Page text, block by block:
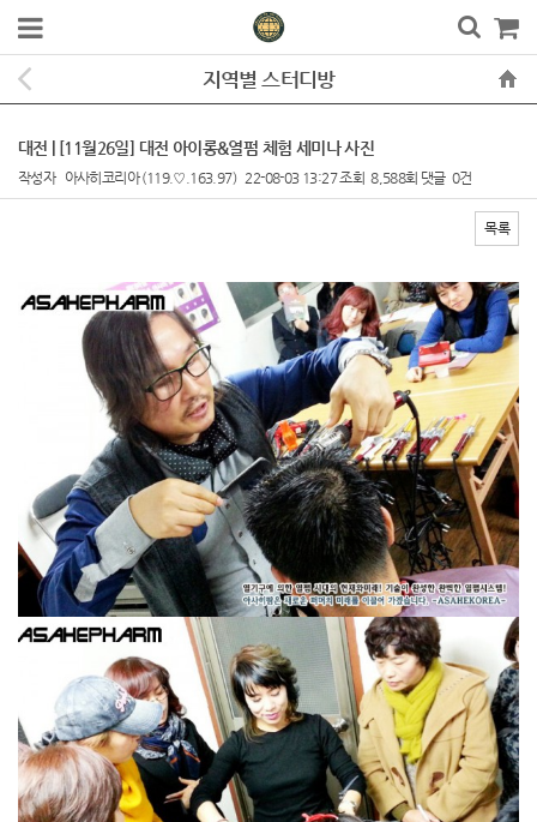
지역별 스터디방
대전 | [11월26일] 대전 아이롱&열펌 체험 세미나 사진
작성자 아사히코리아(119.♡.163.97) 22-08-03 13:27조회 8,588회 댓글 0건
목록